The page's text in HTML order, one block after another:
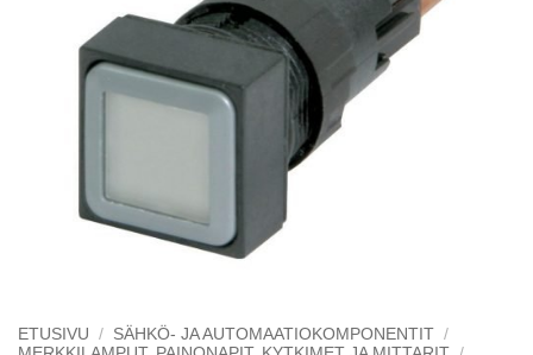
ETUSIVU / SÄHKÖ- JA AUTOMAATIOKOMPONENTIT /